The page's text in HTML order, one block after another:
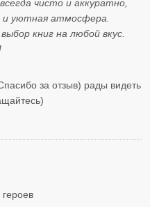
чисто и аккуратно,
и уютная атмосфера.
книг на любой вкус.
за отзыв) рады видеть